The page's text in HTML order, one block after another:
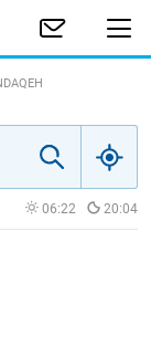
06:22 20:04